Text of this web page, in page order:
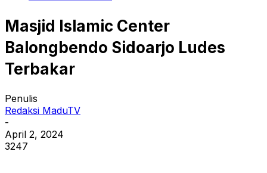
Masjid Islamic Center
Balongbendo Sidoarjo Ludes
Terbakar
Penulis
Redaksi MaduTV
-
April 2, 2024
3247